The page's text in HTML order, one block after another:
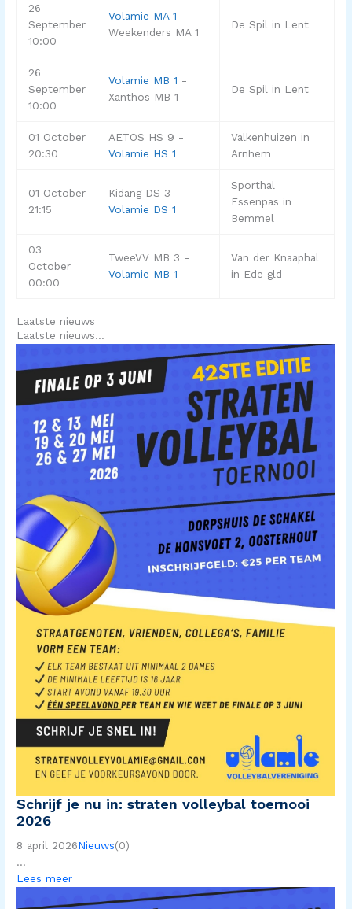
26
September
10:00
Volamie MA 1 -
Weekenders MA 1
De Spil in Lent
26
September
10:00
Volamie MB 1 -
Xanthos MB 1
De Spil in Lent
01 October
20:30
AETOS HS 9 -
Volamie HS 1
Valkenhuizen in
Arnhem
01 October
21:15
Kidang DS 3 -
Volamie DS 1
Sporthal
Essenpas in
Bemmel
03
October
00:00
TweeVV MB 3 -
Volamie MB 1
Van der Knaaphal
in Ede gld
Laatste nieuws
Laatste nieuws…
Schrijf je nu in: straten volleybal toernooi
2026
8 april 2026Nieuws(0)
...
Lees meer